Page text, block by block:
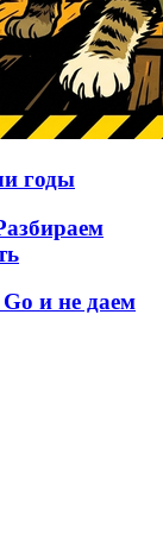
годы
и не даем